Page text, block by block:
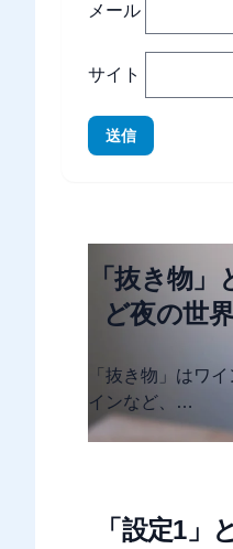
メール
サイト
送信
「抜き物
ど夜の世
「抜き物」はワ
インなど、…
「設定1